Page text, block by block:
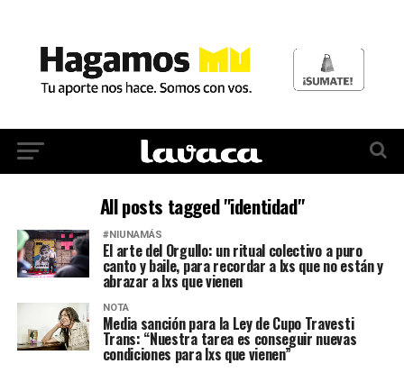
All posts tagged "identidad"
#NIUNAMÁS
El arte del Orgullo: un ritual colectivo a puro
canto y baile, para recordar a lxs que no están y
abrazar a lxs que vienen
NOTA
Media sanción para la Ley de Cupo Travesti
Trans: “Nuestra tarea es conseguir nuevas
condiciones para lxs que vienen”